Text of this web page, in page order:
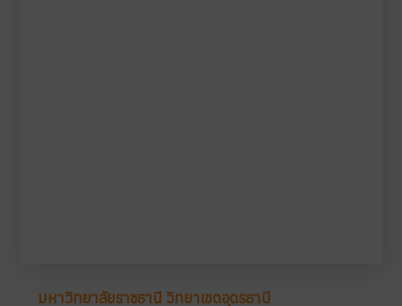
มหาวิทยาลัยราชธานี วิทยาเขตอุดรธานี